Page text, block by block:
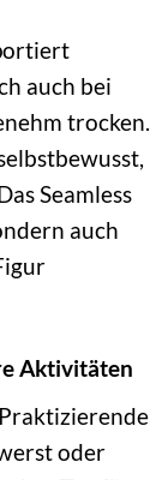
auch bei
trocken.
Seamless
auch
Aktivitäten
oder